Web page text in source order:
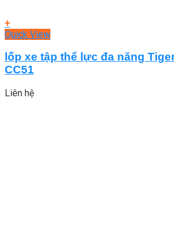
+
Quick View
lốp xe tập thể lực đa năng
CC51
Liên hệ